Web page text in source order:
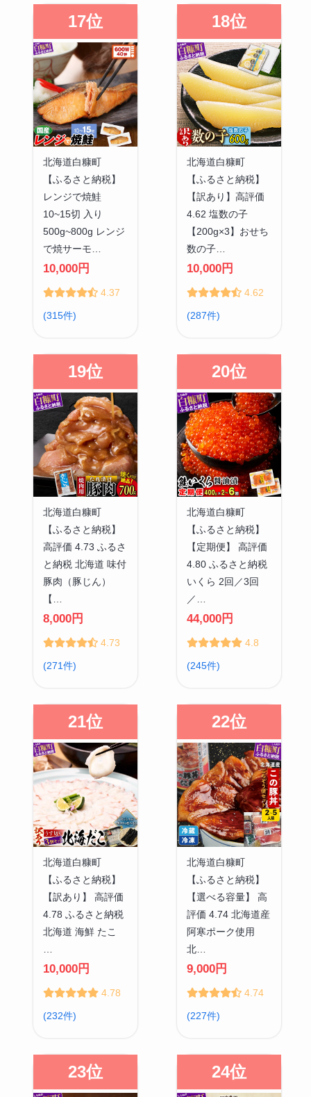
17位
北海道白糠町
【ふるさと納税】
レンジで焼鮭
10~15切 入り
500g~800g レンジ
で焼サーモ…
10,000円
4.37
(315件)
18位
北海道白糠町
【ふるさと納税】
【訳あり】高評価
4.62 塩数の子
【200g×3】おせち
数の子…
10,000円
4.62
(287件)
19位
北海道白糠町
【ふるさと納税】
高評価 4.73 ふるさ
と納税 北海道 味付
豚肉（豚じん）
【…
8,000円
4.73
(271件)
20位
北海道白糠町
【ふるさと納税】
【定期便】 高評価
4.80 ふるさと納税
いくら 2回／3回
／…
44,000円
4.8
(245件)
21位
北海道白糠町
【ふるさと納税】
【訳あり】 高評価
4.78 ふるさと納税
北海道 海鮮 たこ
10,000円
4.78
(232件)
22位
北海道白糠町
【ふるさと納税】
【選べる容量】 高
評価 4.74 北海道産
阿寒ポーク使用
北…
9,000円
4.74
(227件)
23位 24位